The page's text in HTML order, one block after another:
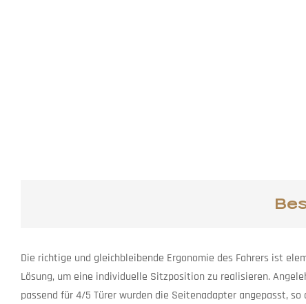
Die richtige und gleichbleibende Ergonomie des Fahrers ist
Lösung, um eine individuelle Sitzposition zu realisieren.
passend für 4/5 Türer wurden die Seitenadapter angepasst,